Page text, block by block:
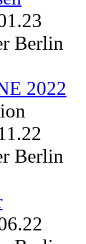
Berlin
2022
Berlin